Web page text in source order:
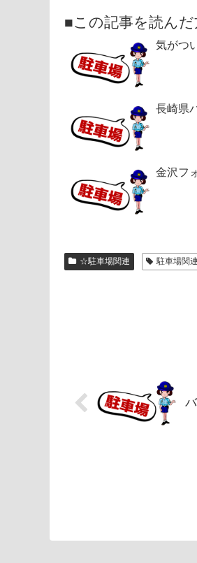
■この記事を読ん
気がつ
長崎県
金沢フ
☆駐車場関連 駐車場関連